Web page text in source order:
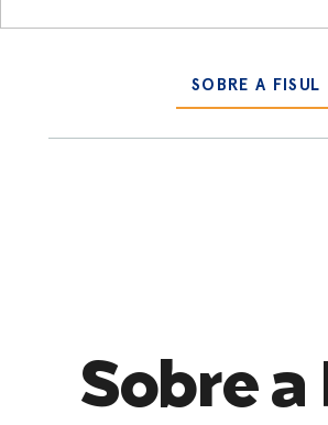
SOBRE A FISUL
Sobre a